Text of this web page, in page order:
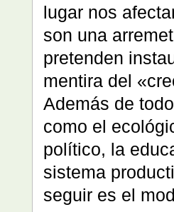
lugar nos
son una
pretenden
mentira del
Además de
como el
político, la
sistema
seguir es el